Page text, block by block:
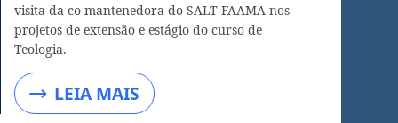
visita da co-mantenedora do SALT-FAAMA nos
projetos de extensão e estágio do curso de
Teologia.
LEIA MAIS